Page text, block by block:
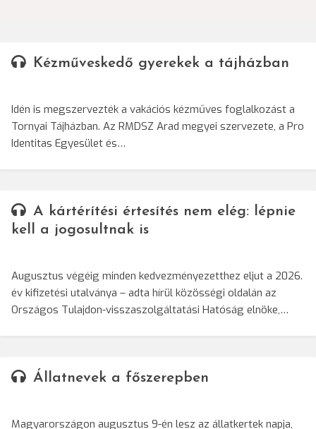
Kézműveskedő gyerekek a tájházban
Idén is megszervezték a vakációs kézműves foglalkozást a
Tornyai Tájházban. Az RMDSZ Arad megyei szervezete, a Pro
Identitas Egyesület és…
A kártérítési értesítés nem elég: lépnie
kell a jogosultnak is
Augusztus végéig minden kedvezményezetthez eljut a 2026.
év kifizetési utalványa – adta hírül közösségi oldalán az
Országos Tulajdon-visszaszolgáltatási Hatóság elnöke,…
Állatnevek a főszerepben
Magyarországon augusztus 9-én lesz az állatkertek napja,